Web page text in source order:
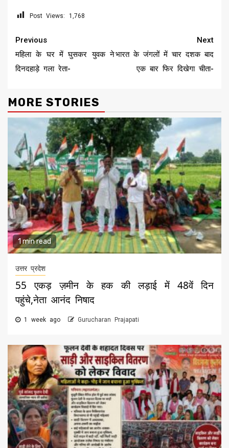
Post Views: 1,768
Continue
Reading
Previous
महिला के घर में घुसकर युवक ने
दिनदहाड़े गला रेता-
Next
भारत के जंगलों में चार दशक बाद
एक बार फिर दिखेगा चीता-
MORE STORIES
1 min read
उत्तर प्रदेश
55 एकड़ ज़मीन के हक की लड़ाई में 48वें दिन
पहुंचे,नेता आनंद निषाद
1 week ago Gurucharan Prajapati